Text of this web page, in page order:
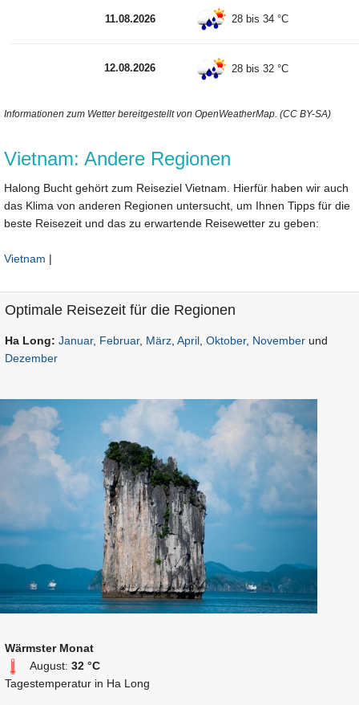
11.08.2026 28 bis 34 °C
12.08.2026 28 bis 32 °C
Informationen zum Wetter bereitgestellt von OpenWeatherMap. (CC BY-SA)
Vietnam: Andere Regionen
Halong Bucht gehört zum Reiseziel Vietnam. Hierfür haben wir auch
das Klima von anderen Regionen untersucht, um Ihnen Tipps für die
beste Reisezeit und das zu erwartende Reisewetter zu geben:
Vietnam |
Optimale Reisezeit für die Regionen
Ha Long: Januar, Februar, März April Oktober, November und
Dezember
Wärmster Monat
August: 32 °C
Tagestemperatur in Ha Long